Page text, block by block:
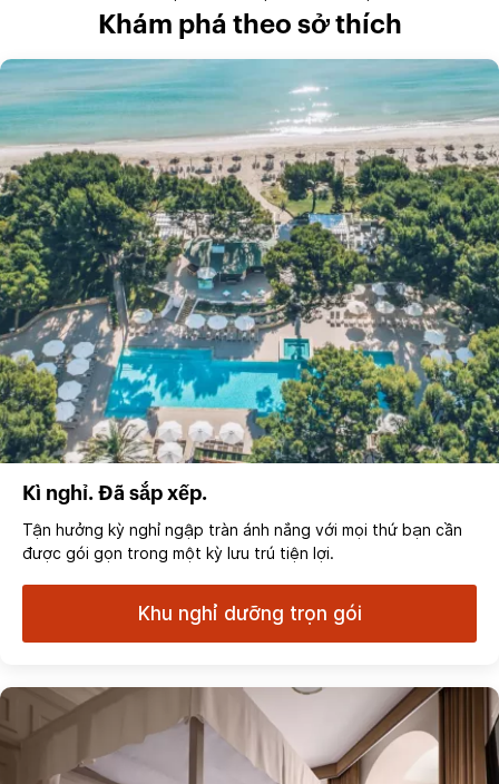
Khám phá theo sở thích
Kì nghỉ. Đã sắp xếp.
Tận hưởng kỳ nghỉ ngập tràn ánh nắng với mọi thứ bạn cần
được gói gọn trong một kỳ lưu trú tiện lợi.
Khu nghỉ dưỡng trọn gói